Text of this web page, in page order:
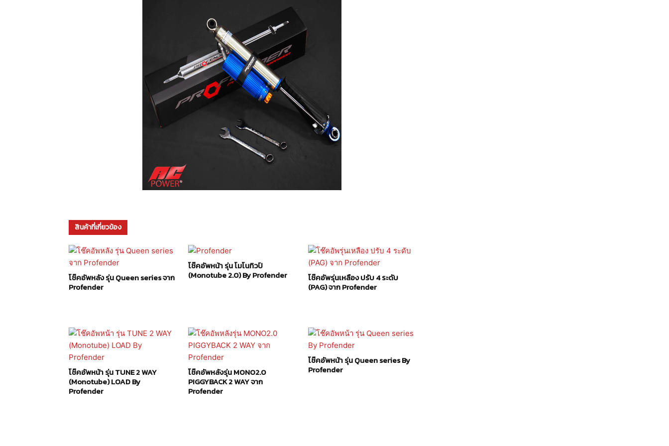
สินค้าที่เกี่ยวข้อง
โช๊คอัพหลัง รุ่น Queen series จาก
Profender
โช๊คอัพหน้า รุ่น โมโนทิวป์
(Monotube 2.0) By Profender
โช๊คอัพรุ่นเหลือง ปรับ 4 ระดับ
(PAG) จาก Profender
โช๊คอัพหน้า รุ่น TUNE 2 WAY
(Monotube) LOAD By
Profender
โช๊คอัพหลังรุ่น MONO2.0
PIGGYBACK 2 WAY จาก
Profender
โช๊คอัพหน้า รุ่น Queen series By
Profender